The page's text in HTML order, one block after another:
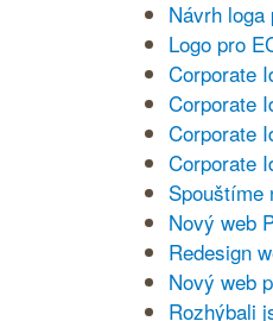
Návrh loga
Logo pro
Corporate
Corporate
Corporate
Corporate
Spouštíme
Nový web
Redesign
Nový web
Rozhýbali